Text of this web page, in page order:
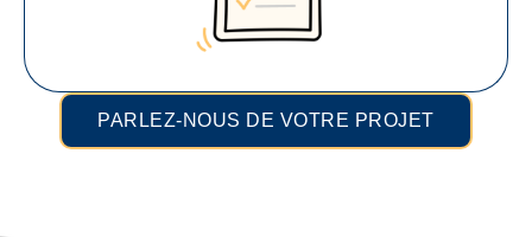
PARLEZ-NOUS DE VOTRE PROJET